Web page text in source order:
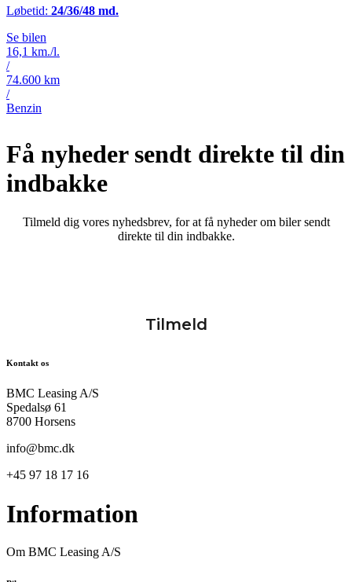
Løbetid: 24/36/48 md.
Se bilen
16,1 km./l.
/
74.600 km
/
Benzin
Få nyheder sendt direkte til din
indbakke
Tilmeld dig vores nyhedsbrev, for at få nyheder om biler sendt
direkte til din indbakke.
Kontakt os
BMC Leasing A/S
Spedalsø 61
8700 Horsens
info@bmc.dk
+45 97 18 17 16
Information
Om BMC Leasing A/S